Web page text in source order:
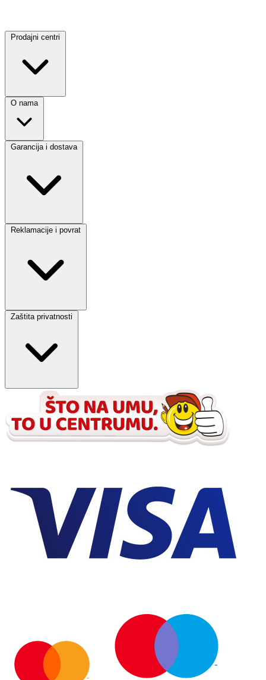
Prodajni centri
O nama
Garancija i dostava
Reklamacije i povrat
Zaštita privatnosti